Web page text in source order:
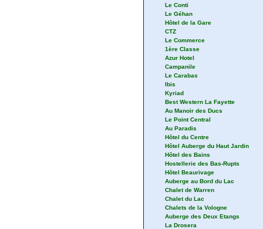
Le Conti
Le Géhan
Hôtel de la Gare
CTZ
Le Commerce
1ère Classe
Azur Hotel
Campanile
Le Carabas
Ibis
Kyriad
Best Western La Fayette
Au Manoir des Ducs
Le Point Central
Au Paradis
Hôtel du Centre
Hôtel Auberge du Haut Jardin
Hôtel des Bains
Hostellerie des Bas-Rupts
Hôtel Beaurivage
Auberge au Bord du Lac
Chalet de Warren
Chalet du Lac
Chalets de la Vologne
Auberge des Deux Etangs
La Drosera